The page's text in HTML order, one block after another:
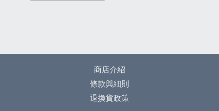
商店介紹
條款與細則
退換貨政策